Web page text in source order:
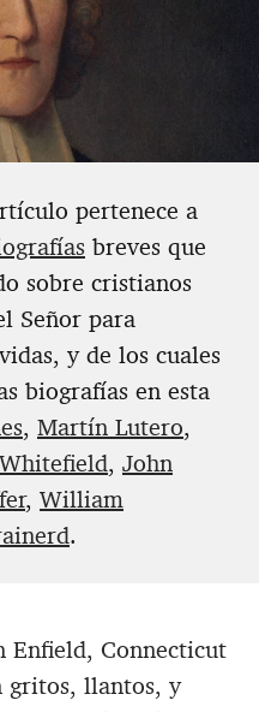
pertenece a
breves que
sobre cristianos
Señor para
y de los cuales
biografías en esta
, Martín Lutero,
, John
, William
.
Enfield, Connecticut
gritos, llantos, y